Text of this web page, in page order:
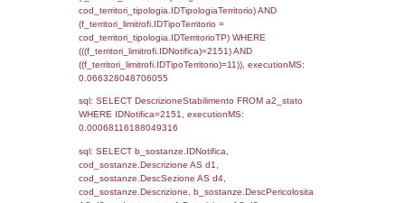
0.071697950363159
sql: SELECT f_territori_limitrofi.Distanza,
f_territori_limitrofi.Direzione,
f_territori_limitrofi.DescAltro FROM
JOIN cod_territori_tipologia ON
(f_territori_limitrofi.IDTipologiaTerritorio =
cod_territori_tipologia.IDTipologiaTerritorio)